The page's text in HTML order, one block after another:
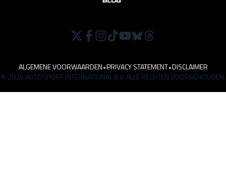
ALGEMENE VOORWAARDEN•PRIVACY STATEMENT•DISCLAIMER
© 2026 AUTOSPORT INTERNATIONAL B.V. ALLE RECHTEN VOORBEHOUDEN.